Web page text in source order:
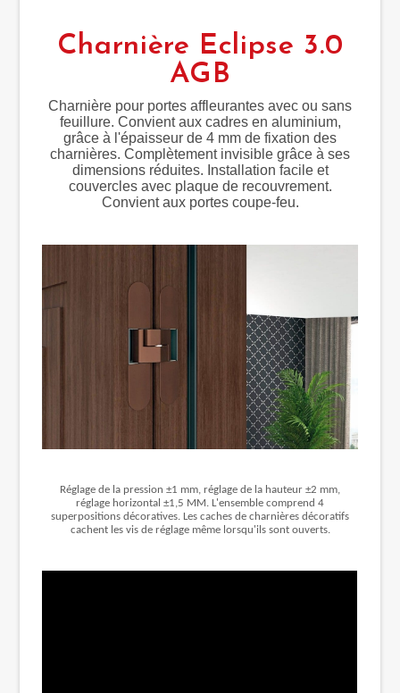
Charnière Eclipse 3.0
AGB
Charnière pour portes affleurantes avec ou sans
feuillure. Convient aux cadres en aluminium,
grâce à l'épaisseur de 4 mm de fixation des
charnières. Complètement invisible grâce à ses
dimensions réduites. Installation facile et
couvercles avec plaque de recouvrement.
Convient aux portes coupe-feu.
Réglage de la pression ±1 mm, réglage de la hauteur ±2 mm,
réglage horizontal ±1,5 MM. L'ensemble comprend 4
superpositions décoratives. Les caches de charnières décoratifs
cachent les vis de réglage même lorsqu'ils sont ouverts.